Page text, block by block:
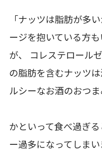
「ナッツは脂肪が多
ージを抱いている方
が、 コレステロール
の脂肪を含むナッツ
ルシーなお酒のおつま
かといって食べ過ぎ
ー過多になってしま